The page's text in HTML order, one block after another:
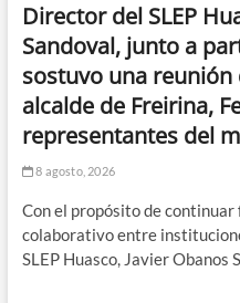
Director del SLEP
Sandoval, junto a
sostuvo una
alcalde de Freirina,
representantes del
8 agosto, 2026
Con el propósito de
colaborativo entre
SLEP Huasco, Javier Obanos